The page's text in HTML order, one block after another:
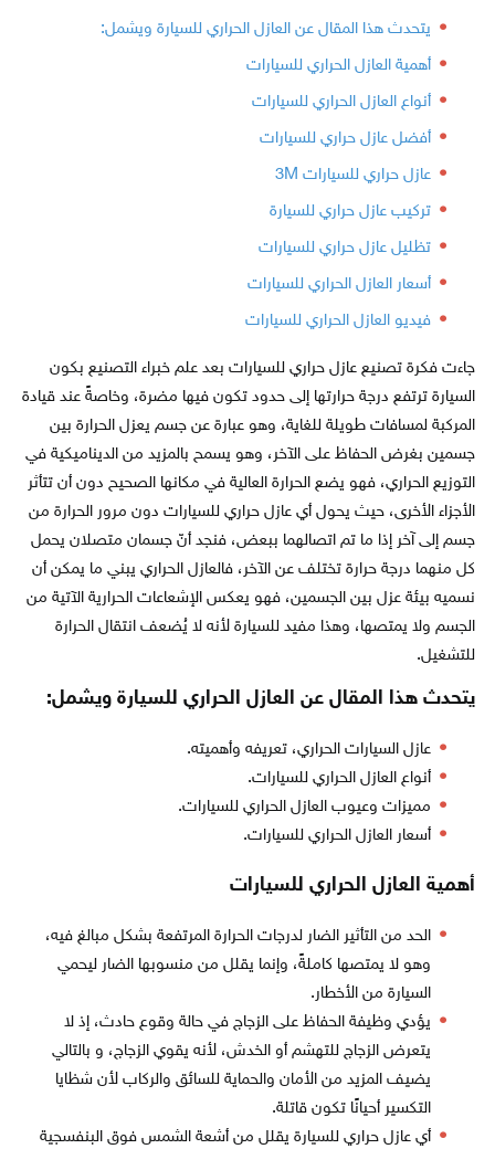
يتحدث هذا المقال عن العازل الحراري للسيارة ويشمل:
أهمية العازل الحراري للسيارات
أنواع العازل الحراري للسيارات
أفضل عازل حراري للسيارات
عازل حراري للسيارات 3M
تركيب عازل حراري للسيارة
تظليل عازل حراري للسيارات
أسعار العازل الحراري للسيارات
فيديو العازل الحراري للسيارات
جاءت فكرة تصنيع عازل حراري للسيارات بعد علم خبراء التصنيع بكون
السيارة ترتفع درجة حرارتها إلى حدود تكون فيها مضرة، وخاصةً عند قيادة
المركبة لمسافات طويلة للغاية، وهو عبارة عن جسم يعزل الحرارة بين
جسمين بغرض الحفاظ على الآخر، وهو يسمح بالمزيد من الديناميكية في
التوزيع الحراري، فهو يضع الحرارة العالية في مكانها الصحيح دون أن تتأثر
الأجزاء الأخرى، حيث يحول أي عازل حراري للسيارات دون مرور الحرارة من
جسم إلى آخر إذا ما تم اتصالهما ببعض، فنجد أنّ جسمان متصلان يحمل
كل منهما درجة حرارة تختلف عن الآخر، فالعازل الحراري يبني ما يمكن أن
نسميه بيئة عزل بين الجسمين، فهو يعكس الإشعاعات الحرارية الآتية من
الجسم ولا يمتصها، وهذا مفيد للسيارة لأنه لا يُضعف انتقال الحرارة
للتشغيل.
يتحدث هذا المقال عن العازل الحراري للسيارة ويشمل:
عازل السيارات الحراري، تعريفه وأهميته.
أنواع العازل الحراري للسيارات.
مميزات وعيوب العازل الحراري للسيارات.
أسعار العازل الحراري للسيارات.
أهمية العازل الحراري للسيارات
الحد من التأثير الضار لدرجات الحرارة المرتفعة بشكل مبالغ فيه،
وهو لا يمتصها كاملةً، وإنما يقلل من منسوبها الضار ليحمي
السيارة من الأخطار.
يؤدي وظيفة الحفاظ على الزجاج في حالة وقوع حادث، إذ لا
يتعرض الزجاج للتهشم أو الخدش، لأنه يقوي الزجاج، و بالتالي
يضيف المزيد من الأمان والحماية للسائق والركاب لأن شظايا
التكسير أحيانًا تكون قاتلة.
أي عازل حراري للسيارة يقلل من أشعة الشمس فوق البنفسجية